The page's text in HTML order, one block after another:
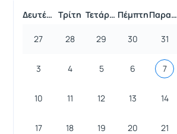
Δευτέρα Τρίτη Τετάρτη Πέμπτη Παρασκευή
27 28 29 30 31
3 4 5 6 7
10 11 12 13 14
17 18 19 20 21